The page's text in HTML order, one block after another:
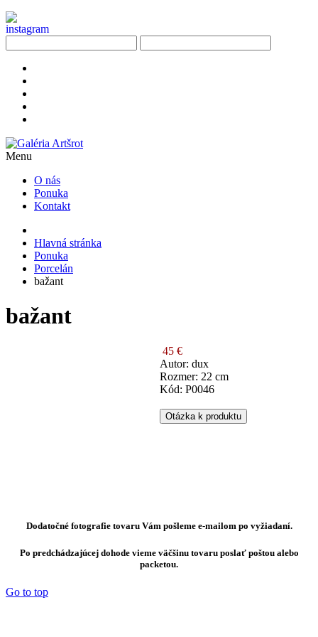
Menu
O nás
Ponuka
Kontakt
Hlavná stránka
Ponuka
Porcelán
bažant
bažant
45 €
Autor: dux
Rozmer: 22 cm
Kód: P0046
Otázka k produktu
Dodatočné fotografie tovaru Vám pošleme e-mailom po vyžiadaní.
Po predchádzajúcej dohode vieme väčšinu tovaru poslať poštou alebo
packetou.
Go to top